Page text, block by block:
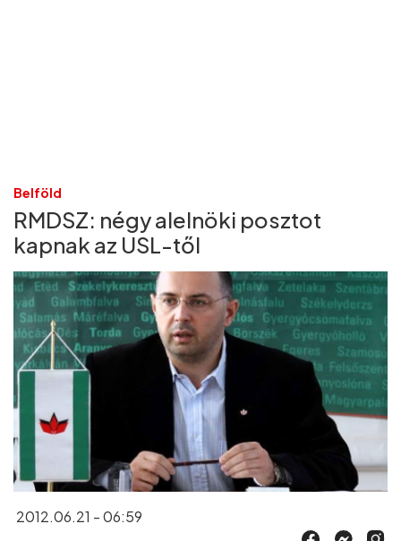
Belföld
RMDSZ: négy alelnöki posztot
kapnak az USL-től
2012.06.21 - 06:59